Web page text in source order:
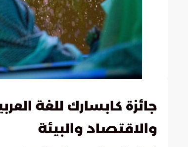
جائزة كابسارك للغة
والاقتصاد والبيئة